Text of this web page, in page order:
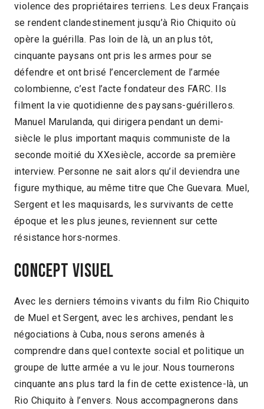
violence des propriétaires terriens. Les deux Français
se rendent clandestinement jusqu’à Rio Chiquito où
opère la guérilla. Pas loin de là, un an plus tôt,
cinquante paysans ont pris les armes pour se
défendre et ont brisé l’encerclement de l’armée
colombienne, c’est l’acte fondateur des FARC. Ils
filment la vie quotidienne des paysans-guérilleros.
Manuel Marulanda, qui dirigera pendant un demi-
siècle le plus important maquis communiste de la
seconde moitié du XXesiècle, accorde sa première
interview. Personne ne sait alors qu’il deviendra une
figure mythique, au même titre que Che Guevara. Muel,
Sergent et les maquisards, les survivants de cette
époque et les plus jeunes, reviennent sur cette
résistance hors-normes.
Concept visuel
Avec les derniers témoins vivants du film Rio Chiquito
de Muel et Sergent, avec les archives, pendant les
négociations à Cuba, nous serons amenés à
comprendre dans quel contexte social et politique un
groupe de lutte armée a vu le jour. Nous tournerons
cinquante ans plus tard la fin de cette existence-là, un
Rio Chiquito à l’envers. Nous accompagnerons dans